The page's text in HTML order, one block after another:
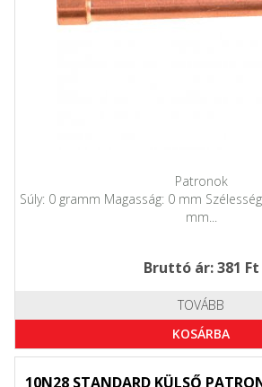
Patronok
Súly: 0 gramm Magasság: 0 mm
mm...
Bruttó ár: 381 Ft
TOVÁBB
KOSÁRBA
10N28 STANDARD KÜLSŐ